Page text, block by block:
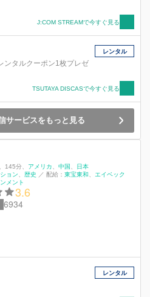
J:COM STREAMで今すぐ見る
ンタルクーポン1枚プレゼ
レンタル
TSUTAYA DISCASで今すぐ見る
サービスをもっと見る
145分 アメリカ 中国
日本
ョン 歴史 ／ 配給： 東宝東和
エイベック
メント
3.6
6934
レンタル